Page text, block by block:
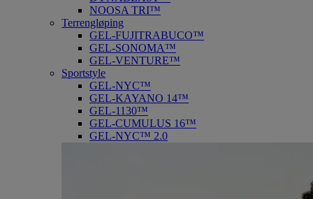
NOOSA TRI™
Terrengløping
GEL-FUJITRABUCO™
GEL-SONOMA™
GEL-VENTURE™
Sportstyle
GEL-NYC™
GEL-KAYANO 14™
GEL-1130™
GEL-CUMULUS 16™
GEL-NYC™ 2.0